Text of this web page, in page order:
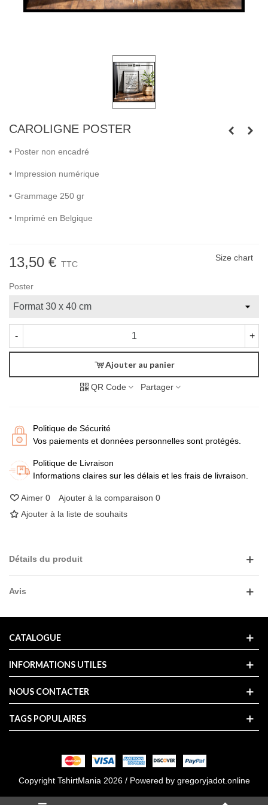
CAROLIGNE POSTER
• Poster non encadré
• Impression numérique
• Grammage 250 gr
• Imprimé en Belgique
13,50 € TTC
Size chart
Poster
- +
Ajouter au panier
QR Code Partager
Politique de Sécurité
Vos paiements et données personnelles sont protégés.
Politique de Livraison
Informations claires sur les délais et les frais de livraison.
Aimer 0 Ajouter à la comparaison 0
Ajouter à la liste de souhaits
Détails du produit
Avis
CATALOGUE
INFORMATIONS UTILES
NOUS CONTACTER
TAGS POPULAIRES
Copyright TshirtMania 2026 / Powered by gregoryjadot.online